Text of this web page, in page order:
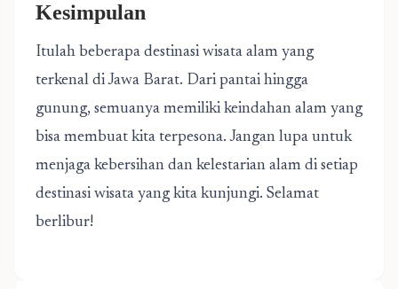
Kesimpulan
Itulah beberapa destinasi wisata alam yang
terkenal di Jawa Barat. Dari pantai hingga
gunung, semuanya memiliki keindahan alam yang
bisa membuat kita terpesona. Jangan lupa untuk
menjaga kebersihan dan kelestarian alam di setiap
destinasi wisata yang kita kunjungi. Selamat
berlibur!